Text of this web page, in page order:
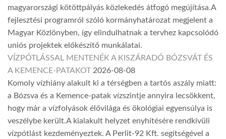
magyarországi kötöttpályás közlekedés átfogó megújítása.A
fejlesztési programról szóló kormányhatározat megjelent a
Magyar Közlönyben, így elindulhatnak a tervhez kapcsolódó
uniós projektek előkészítő munkálatai.
VÍZPÓTLÁSSAL MENTENÉK A KISZÁRADÓ BÓZSVÁT ÉS
A KEMENCE-PATAKOT 2026-08-08
Komoly vízhiány alakult ki a térségben a tartós aszály miatt:
a Bózsva és a Kemence-patak vízszintje annyira lecsökkent,
hogy már a vízfolyások élővilága és ökológiai egyensúlya is
veszélybe került.A kialakult helyzet enyhítésére rendkívüli
vízpótlást kezdeményeztek. A Perlit-92 Kft. segítségével a